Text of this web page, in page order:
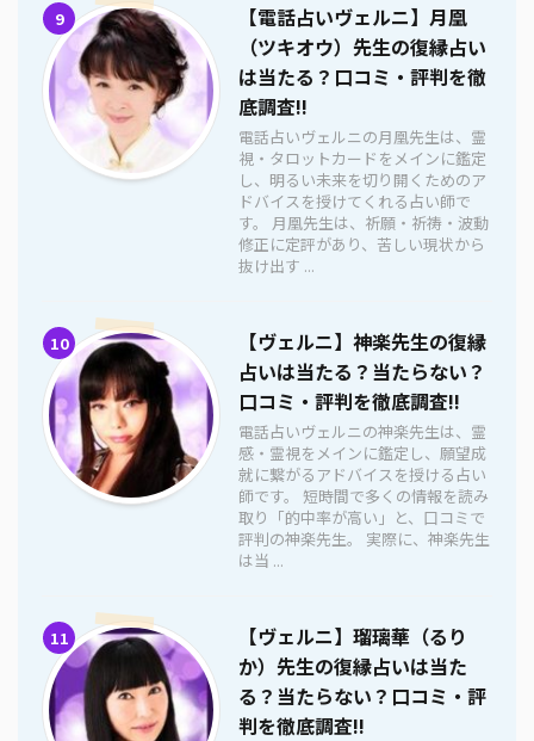
9
【電話占いヴェルニ】月凰
（ツキオウ）先生の復縁占い
は当たる？口コミ・評判を徹
底調査!!
電話占いヴェルニの月凰先生は、霊
視・タロットカードをメインに鑑定
し、明るい未来を切り開くためのア
ドバイスを授けてくれる占い師で
す。 月凰先生は、祈願・祈祷・波動
修正に定評があり、苦しい現状から
抜け出す ...
10
【ヴェルニ】神楽先生の復縁
占いは当たる？当たらない？
口コミ・評判を徹底調査!!
電話占いヴェルニの神楽先生は、霊
感・霊視をメインに鑑定し、願望成
就に繋がるアドバイスを授ける占い
師です。 短時間で多くの情報を読み
取り「的中率が高い」と、口コミで
評判の神楽先生。 実際に、神楽先生
は当 ...
11
【ヴェルニ】瑠璃華（るり
か）先生の復縁占いは当た
る？当たらない？口コミ・評
判を徹底調査!!